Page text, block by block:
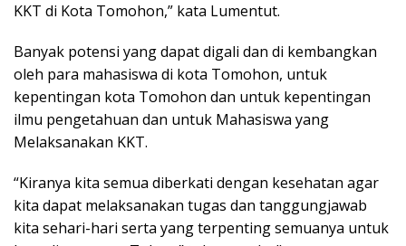
KKT di Kota Tomohon,” kata Lumentut.
Banyak potensi yang dapat digali dan di kembangkan
oleh para mahasiswa di kota Tomohon, untuk
kepentingan kota Tomohon dan untuk kepentingan
ilmu pengetahuan dan untuk Mahasiswa yang
Melaksanakan KKT.
“Kiranya kita semua diberkati dengan kesehatan agar
kita dapat melaksanakan tugas dan tanggungjawab
kita sehari-hari serta yang terpenting semuanya untuk